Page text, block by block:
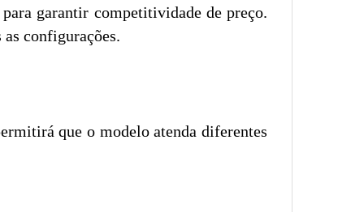
garantir competitividade de preço.
configurações.
que o modelo atenda diferentes